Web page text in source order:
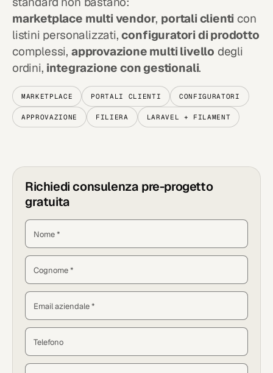
marketplace multi vendor, portali clienti con
listini personalizzati,configuratori di prodotto
complessi, approvazione multi livello degli
ordini, integrazione con gestionali.
MARKETPLACE PORTALI CLIENTI CONFIGURATORI
APPROVAZIONE FILIERA LARAVEL + FILAMENT
Richiedi consulenza pre-progetto
gratuita
Nome *
Cognome *
Email aziendale *
Telefono